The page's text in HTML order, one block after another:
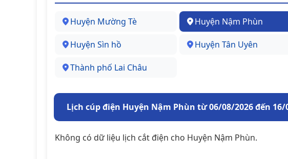
Huyện Mường Tè Huyện Nậm Phùn
Huyện Sìn hồ Huyện Tân Uyên
Thành phố Lai Châu
Lịch cúp điện Huyện Nậm Phùn từ 06/08/2026 đến 16/
Không có dữ liệu lịch cắt điện cho Huyện Nậm Phùn.